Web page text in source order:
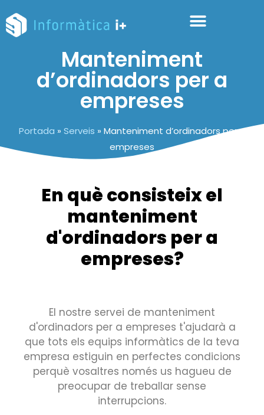
Manteniment
d’ordinadors per a
empreses
Portada » Serveis » Manteniment d’ordinadors per a
empreses
En què consisteix el
manteniment
d'ordinadors per a
empreses?
El nostre servei de manteniment
d'ordinadors per a empreses t'ajudarà a
que tots els equips informàtics de la teva
empresa estiguin en perfectes condicions
perquè vosaltres només us hagueu de
preocupar de treballar sense
interrupcions.